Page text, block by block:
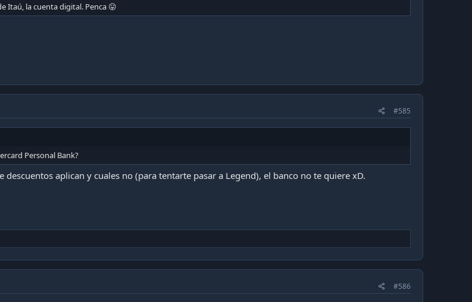
Itaú, la cuenta digital. Penca 😛
#585
Personal Bank?
aplican y cuales no (para tentarte pasar a Legend), el banco no te quiere xD.
#586